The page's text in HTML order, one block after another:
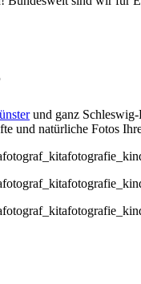
und ganz
und natürliche Fotos